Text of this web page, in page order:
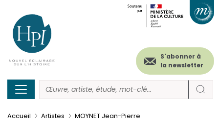
contenu
principal
Menu
secondaire
(header)
S'abonner à
la newsletter
Accueil Artistes MOYNET Jean-Pierre